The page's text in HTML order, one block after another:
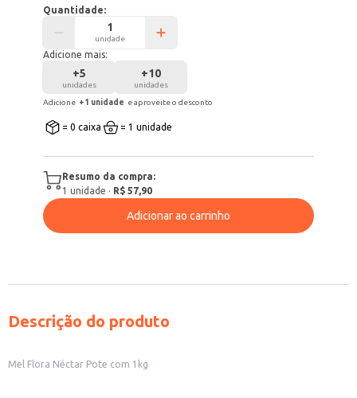
Quantidade:
unidade
Adicione mais:
+5
unidades
+10
unidades
Adicione +1 unidade e aproveite o desconto
= 0 caixa = 1 unidade
Resumo da compra:
1 unidade · R$ 57,90
Adicionar ao carrinho
Descrição do produto
Mel Flora Néctar Pote com 1kg